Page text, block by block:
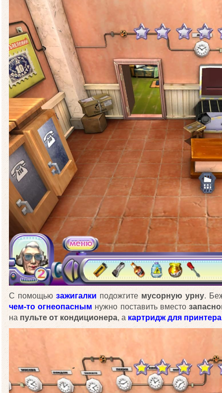
С помощью зажигалки подожгите мусорную урну.
чем-то огнеопасным нужно поставить вместо
на пульте от кондиционера, а картридж для принтера